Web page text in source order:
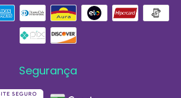
Segurança